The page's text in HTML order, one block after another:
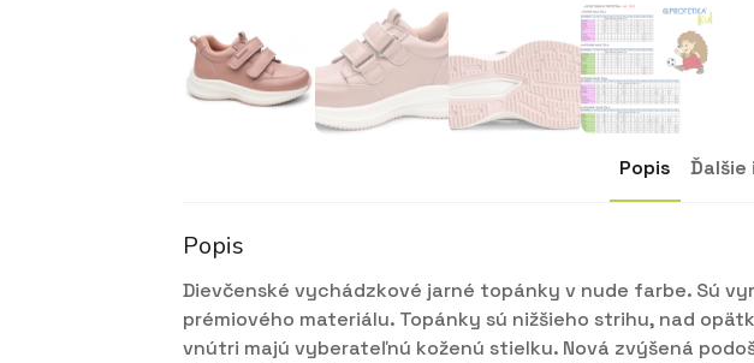
Popis
Popis
Dievčenské vychádzkové jarné topánky v nude farbe. Sú
prémiového materiálu. Topánky sú nižšieho strihu, nad
vnútri majú vyberateľnú koženú stielku. Nová zvýšená